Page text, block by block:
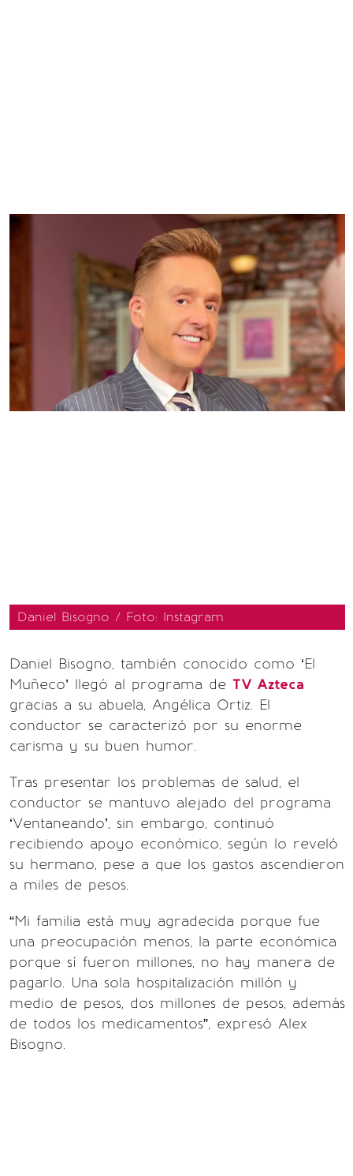
Daniel Bisogno / Foto: Instagram
Daniel Bisogno, también conocido como ‘El
Muñeco’ llegó al programa de TV Azteca
gracias a su abuela, Angélica Ortiz. El
conductor se caracterizó por su enorme
carisma y su buen humor.
Tras presentar los problemas de salud, el
conductor se mantuvo alejado del programa
‘Ventaneando’, sin embargo, continuó
recibiendo apoyo económico, según lo reveló
su hermano, pese a que los gastos ascendieron
a miles de pesos.
“Mi familia está muy agradecida porque fue
una preocupación menos, la parte económica
porque sí fueron millones, no hay manera de
pagarlo. Una sola hospitalización millón y
medio de pesos, dos millones de pesos, además
de todos los medicamentos”, expresó Alex
Bisogno.